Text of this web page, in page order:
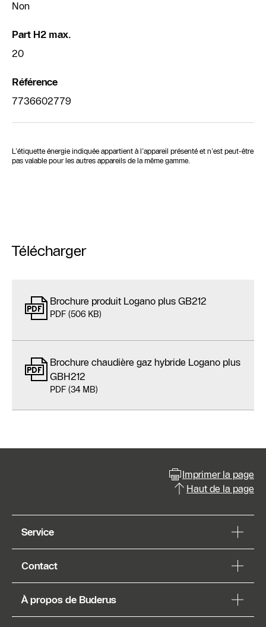
Non
Part H2 max.
20
Référence
7736602779
L’étiquette énergie indiquée appartient à l’appareil présenté et n’est peut-être
pas valable pour les autres appareils de la même gamme.
Télécharger
Brochure produit Logano plus GB212
PDF (506 KB)
Brochure chaudière gaz hybride Logano plus
GBH212
PDF (34 MB)
Imprimer la page
Haut de la page
Service
Contact
À propos de Buderus